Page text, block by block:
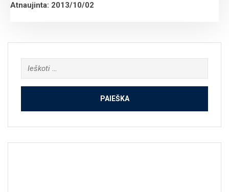
Atnaujinta: 2013/10/02
Ieškoti: